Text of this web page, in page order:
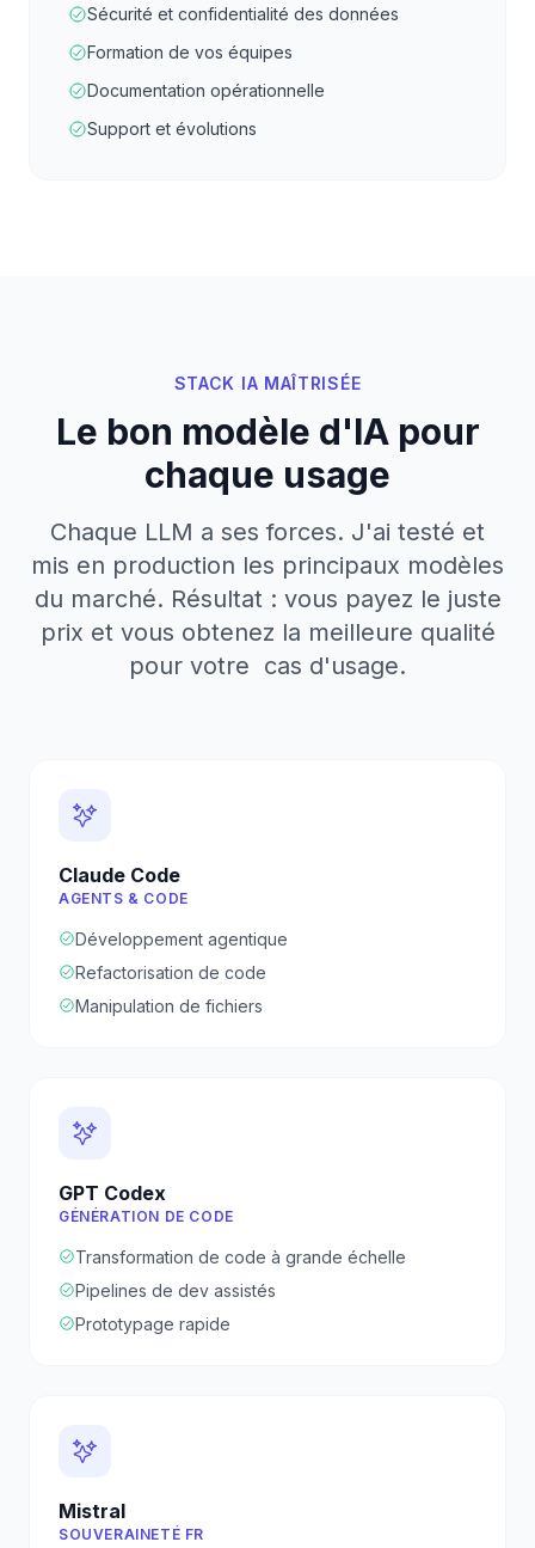
Sécurité et confidentialité des données
Formation de vos équipes
Documentation opérationnelle
Support et évolutions
STACK IA MAÎTRISÉE
Le bon modèle d'IA pour
chaque usage
Chaque LLM a ses forces. J'ai testé et
mis en production les principaux modèles
du marché. Résultat : vous payez le juste
prix et vous obtenez la meilleure qualité
pour votre cas d'usage.
Claude Code
AGENTS & CODE
Développement agentique
Refactorisation de code
Manipulation de fichiers
GPT Codex
GÉNÉRATION DE CODE
Transformation de code à grande échelle
Pipelines de dev assistés
Prototypage rapide
Mistral
SOUVERAINETÉ FR